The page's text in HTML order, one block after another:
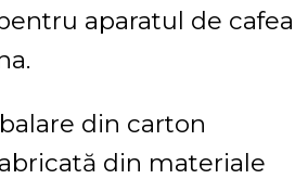
aparatul de cafea
din carton
din materiale